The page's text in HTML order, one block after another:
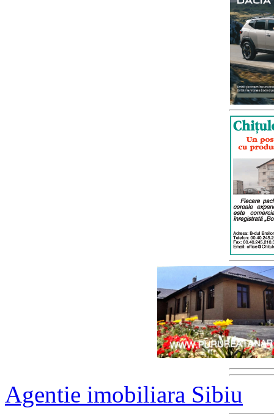
Agentie imobiliara Sibiu